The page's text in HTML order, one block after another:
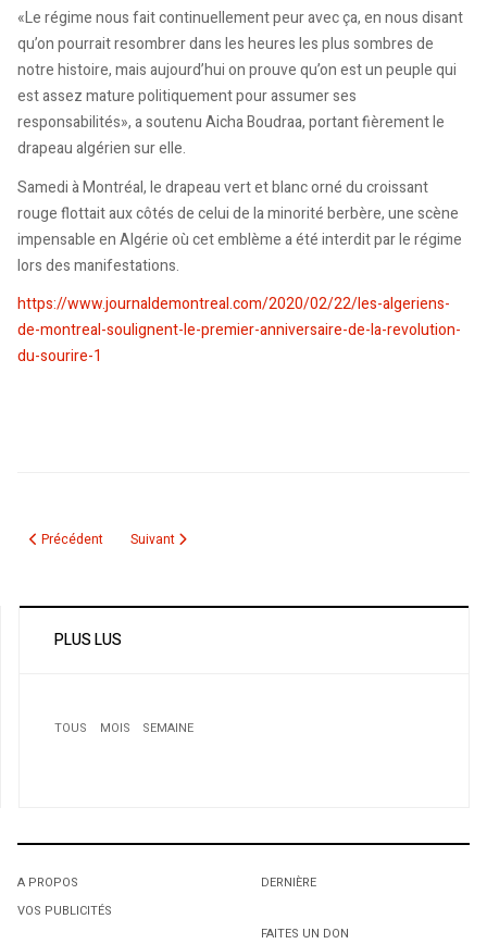
«Le régime nous fait continuellement peur avec ça, en nous disant
qu’on pourrait resombrer dans les heures les plus sombres de
notre histoire, mais aujourd’hui on prouve qu’on est un peuple qui
est assez mature politiquement pour assumer ses
responsabilités», a soutenu Aicha Boudraa, portant fièrement le
drapeau algérien sur elle.
Samedi à Montréal, le drapeau vert et blanc orné du croissant
rouge flottait aux côtés de celui de la minorité berbère, une scène
impensable en Algérie où cet emblème a été interdit par le régime
lors des manifestations.
https://www.journaldemontreal.com/2020/02/22/les-algeriens-
de-montreal-soulignent-le-premier-anniversaire-de-la-revolution-
du-sourire-1
Article précédent : La diaspora algérienne au Canada commémore le 22
Précédent Article suivant : Un premier voile au Parlement
Suivant
PLUS LUS
TOUS MOIS
SEMAINE
A PROPOS
VOS PUBLICITÉS
DERNIÈRE
FAITES UN DON